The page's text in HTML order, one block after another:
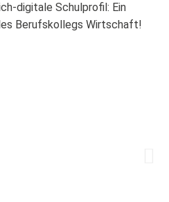
digitale Schulprofil: Ein
Berufskollegs Wirtschaft!